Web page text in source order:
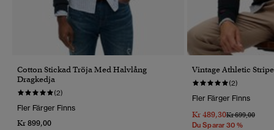
Cotton Stickad Tröja Med Halvlång
Dragkedja
(2)
Fler Färger Finns
Kr 899,00
Vintage Athletic
(2)
Fler Färger Finns
Kr 489,30Pris Reducerat
Kr 699,00Till
Du Sparar 30 %